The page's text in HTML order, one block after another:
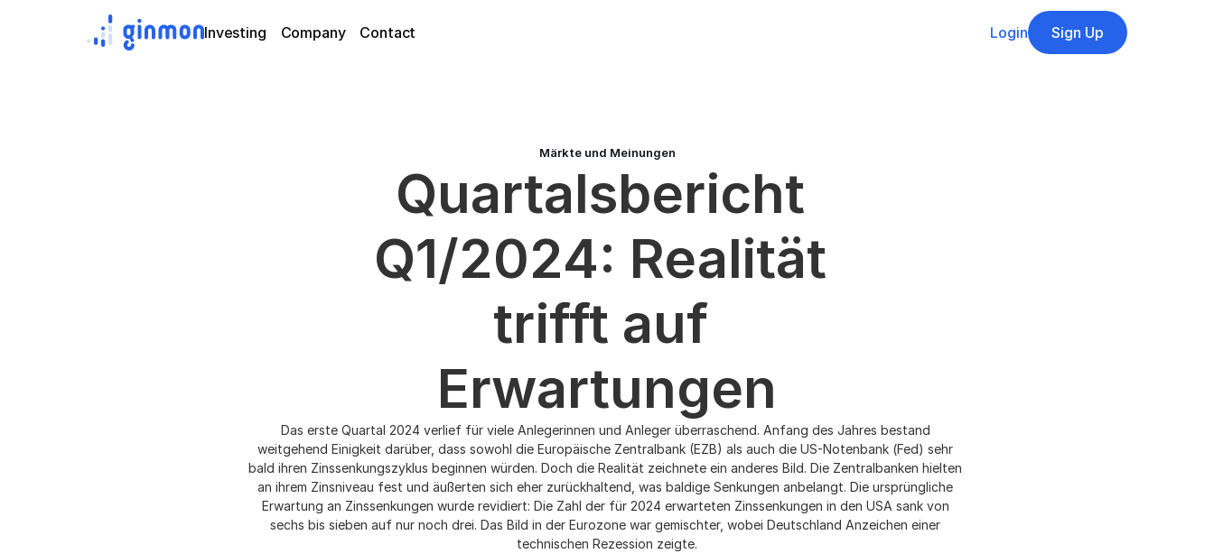
Investing Company Contact Login Sign Up
Märkte und Meinungen
Quartalsbericht
Q1/2024: Realität
trifft auf
Erwartungen
Das erste Quartal 2024 verlief für viele Anlegerinnen und Anleger überraschend. Anfang des Jahres bestand
weitgehend Einigkeit darüber, dass sowohl die Europäische Zentralbank (EZB) als auch die US-Notenbank (Fed) sehr
bald ihren Zinssenkungszyklus beginnen würden. Doch die Realität zeichnete ein anderes Bild. Die Zentralbanken hielten
an ihrem Zinsniveau fest und äußerten sich eher zurückhaltend, was baldige Senkungen anbelangt. Die ursprüngliche
Erwartung an Zinssenkungen wurde revidiert: Die Zahl der für 2024 erwarteten Zinssenkungen in den USA sank von
sechs bis sieben auf nur noch drei. Das Bild in der Eurozone war gemischter, wobei Deutschland Anzeichen einer
technischen Rezession zeigte.